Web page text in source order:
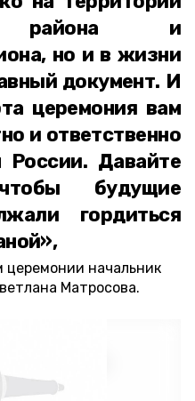
района и
но и в жизни
документ. И
церемония вам
и ответственно
России. Давайте
будущие
гордиться
церемонии начальник
Матросова.